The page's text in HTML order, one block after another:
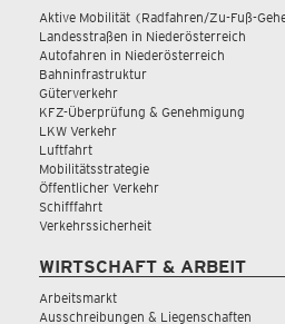
Aktive Mobilität (Radfahren/Zu-Fuß-
Landesstraßen in Niederösterreich
Autofahren in Niederösterreich
Bahninfrastruktur
Güterverkehr
KFZ-Überprüfung & Genehmigung
LKW Verkehr
Luftfahrt
Mobilitätsstrategie
Öffentlicher Verkehr
Schifffahrt
Verkehrssicherheit
WIRTSCHAFT & ARBEIT
Arbeitsmarkt
Ausschreibungen & Liegenschaften